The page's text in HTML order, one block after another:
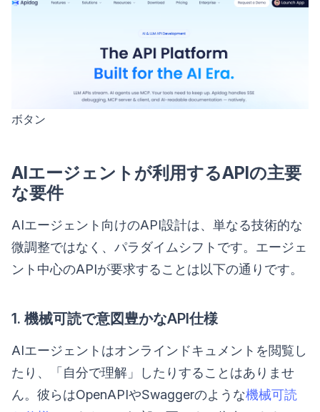
ボタン
AIエージェントが利用するAPIの主要
な要件
AIエージェント向けのAPI設計は、単なる技術的な
微調整ではなく、パラダイムシフトです。エージェ
ント中心のAPIが要求することは以下の通りです。
1. 機械可読で意図豊かなAPI仕様
AIエージェントはオンラインドキュメントを閲覧し
たり、「自分で理解」したりすることはありませ
ん。彼らはOpenAPIやSwaggerのような機械可読